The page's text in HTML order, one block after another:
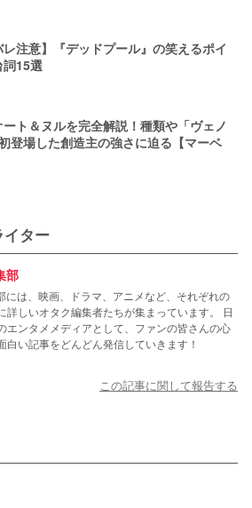
レ注意】『デッドプール』の笑えるポイ
詞15選
ート＆ヌルを完全解説！種類や「ヴェノ
登場した創造主の強さに迫る【マーベ
イター
部
には、映画、ドラマ、アニメなど、それぞれの
詳しいオタク編集者たちが集まっています。 日
エンタメメディアとして、ファンの皆さんの心
白い記事をどんどん発信していきます！
この記事に関して報告する